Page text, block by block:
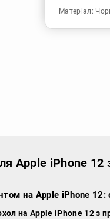
Матеріал:
Apple iPhone 12
на Apple iPhone
на Apple iPhone 12 з